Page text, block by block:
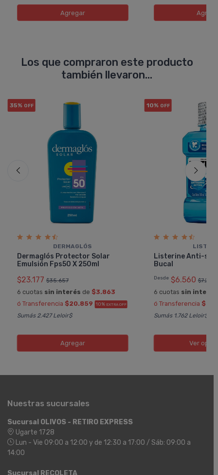
Agregar
Los que compraron este producto
también llevaron...
35% OFF
DERMAGLÓS
Dermaglós Protector Solar
Emulsión Fps50 X 250ml
$23.177 $35.657
6 cuotas sin interés de $3.863
ó Transferencia $20.859 10% EXTRA OFF
Sumás 2.427 Leloir$
Agregar
10% OFF
Listerine Anti-
Bucal
Desde $6.560 $7.289
6 cuotas sin interés
ó Transferencia
Sumás 1.762 Leloir$
Ver
Nuestras sucursales
Sucursal OLIVOS - RETIRO EXPRESS
Ugarte 1728
Lun - Vie 09:00 a 12:00 y de 12:30 a 17:00 / Sáb: 09:00 a
14:00
Sucursal RECOLETA